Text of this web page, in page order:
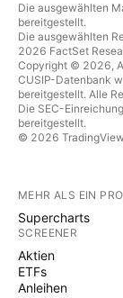
Die ausgewählten
bereitgestellt.
Die ausgewählten
2026 FactSet
Copyright © 2026,
CUSIP-Datenbank
bereitgestellt. Alle
Die SEC-
bereitgestellt.
© 2026
MEHR ALS EIN
Supercharts
SCREENER
Aktien
ETFs
Anleihen